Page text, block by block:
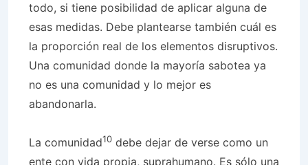
todo, si tiene posibilidad de aplicar alguna de
esas medidas. Debe plantearse también cuál es
la proporción real de los elementos disruptivos.
Una comunidad donde la mayoría sabotea ya
no es una comunidad y lo mejor es
abandonarla.
La comunidad10 debe dejar de verse como un
ente con vida propia, suprahumano. Es sólo una